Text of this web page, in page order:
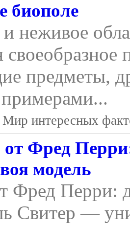
биополе
неживое
своеобразное
предметы,
Мир интересных
Фред
модель
Фред Перри:
Свитер —